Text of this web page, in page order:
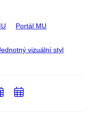
Portál MU
vizuální styl
PřidatPřidat